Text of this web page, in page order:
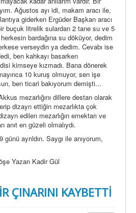
Ağustos ayı idi, makam aracı ile,
giderken Ergüder Başkan aracı
buçuk litrelik sulardan 2 tane su ve 5
bardağına su döküyor, dedim
verseydin ya dedim. Cevabı ise
ben kahkayı basarken
kimseye kızmadı. Bana dönerek
10 kuruş olmuyor, sen işe
ben ticari bakıyorum demişti...
mezarlığını dillere destan olarak
dizayn ettiğin mezarlıkta çok
edilen mezarlığın emektarı ve
anıt en güzeli olmalıydı.
ayrıldın. Saygı ile anıyorum,
Yazarı Kadir Gül
ÇINARINI KAYBETTİ